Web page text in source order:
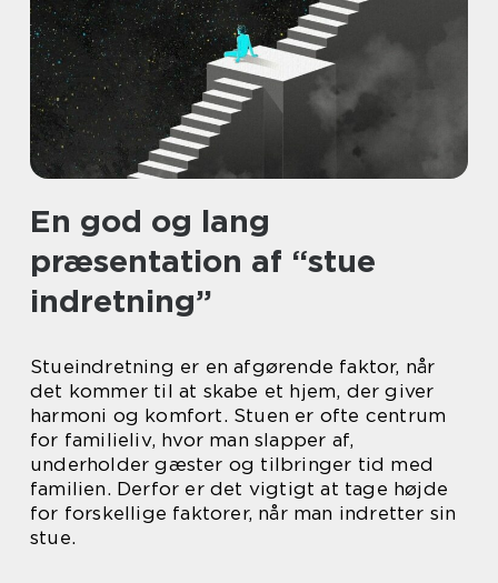
En god og lang
præsentation af “stue
indretning”
Stueindretning er en afgørende faktor, når
det kommer til at skabe et hjem, der giver
harmoni og komfort. Stuen er ofte centrum
for familieliv, hvor man slapper af,
underholder gæster og tilbringer tid med
familien. Derfor er det vigtigt at tage højde
for forskellige faktorer, når man indretter sin
stue.